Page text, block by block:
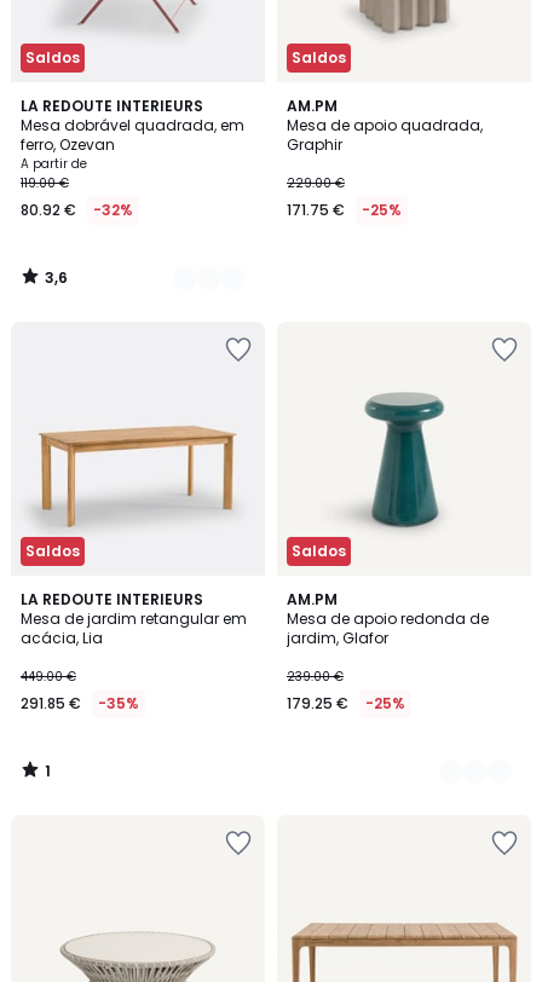
Saldos
LA REDOUTE INTERIEURS
Mesa dobrável quadrada, em
ferro, Ozevan
A partir de
119.00 €
80.92 € -32%
3,6
/ 5
4
Cores
3,6
/
Saldos
AM.PM
Mesa de apoio quadrada,
Graphir
229.00 €
171.75 € -25%
Saldos
LA REDOUTE INTERIEURS
Mesa de jardim retangular em
acácia, Lia
449.00 €
291.85 € -35%
1
/
5
1
/
Saldos
AM.PM
Mesa de apoio redonda de
jardim, Glafor
239.00 €
179.25 € -25%
4
Cores